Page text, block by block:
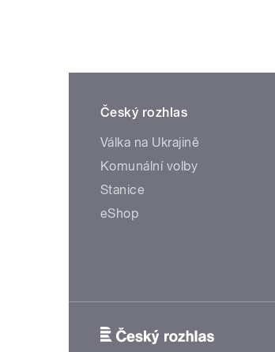
Český rozhlas
Válka na Ukrajině
Komunální volby
Stanice
eShop